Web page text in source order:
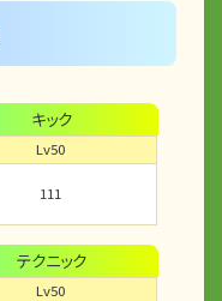
キック
Lv50
111
テクニック
Lv50